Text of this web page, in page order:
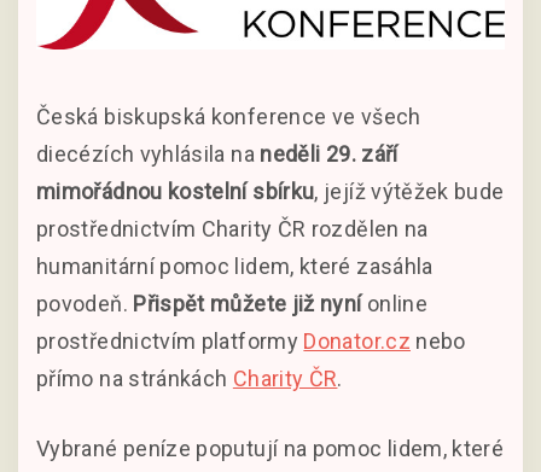
Česká biskupská konference ve všech
diecézích vyhlásila na neděli 29. září
mimořádnou kostelní sbírku, jejíž výtěžek bude
prostřednictvím Charity ČR rozdělen na
humanitární pomoc lidem, které zasáhla
povodeň. Přispět můžete již nyníonline
prostřednictvím platformy Donator.cz nebo
přímo na stránkách Charity ČR.
Vybrané peníze poputují na pomoc lidem, které